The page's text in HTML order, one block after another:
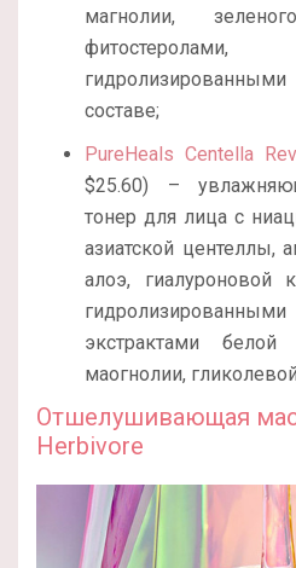
магнолии,
составе;
PureHeals Centella
$25.60) –
тонер для лица с
азиатской центеллы,
алоэ, гиалуроновой
экстрактами
маогнолии,
Отшелушивающая
Herbivore